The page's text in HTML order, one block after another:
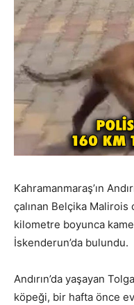
Kahramanmaraş’ın
çalınan Belçika Malirois
kilometre boyunca
İskenderun’da bulundu.
Andırın’da yaşayan
köpeği, bir hafta önce